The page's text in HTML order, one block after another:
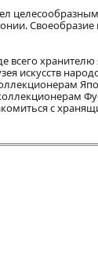
Своеобразие
всего
искусств
с